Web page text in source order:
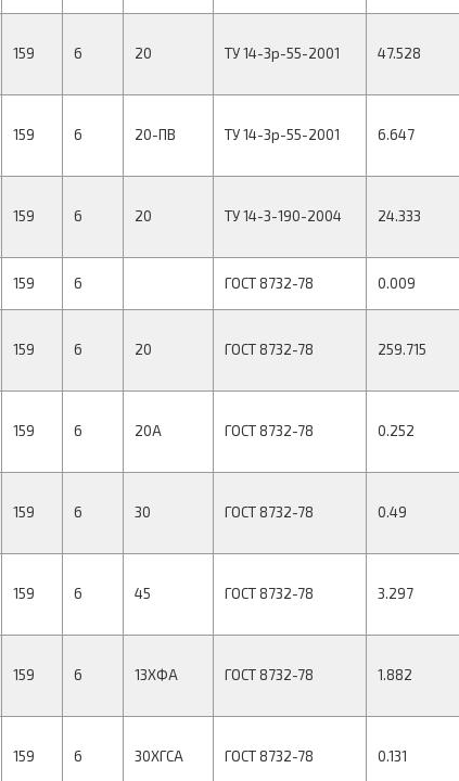
159 6 20 ТУ 14-3р-55-2001 47.528
159 6 20-ПВ ТУ 14-3р-55-2001 6.647
159 6 20 ТУ 14-3-190-2004 24.333
159 6 ГОСТ 8732-78 0.009
159 6 20 ГОСТ 8732-78 259.715
159 6 20А ГОСТ 8732-78 0.252
159 6 30 ГОСТ 8732-78 0.49
159 6 45 ГОСТ 8732-78 3.297
159 6 13ХФА ГОСТ 8732-78 1.882
159 6 30ХГСА ГОСТ 8732-78 0.131